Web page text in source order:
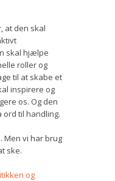
at den skal
skal hjælpe
roller og
til at skabe et
inspirere og
os. Og den
ord til handling.
Men vi har brug
ske.
og